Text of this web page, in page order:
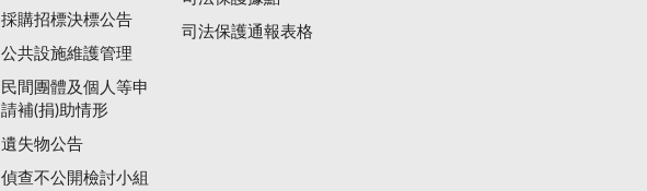
採購招標決標公告
公共設施維護管理
民間團體及個人等申
請補(捐)助情形
遺失物公告
偵查不公開檢討小組
司法保護通報表格